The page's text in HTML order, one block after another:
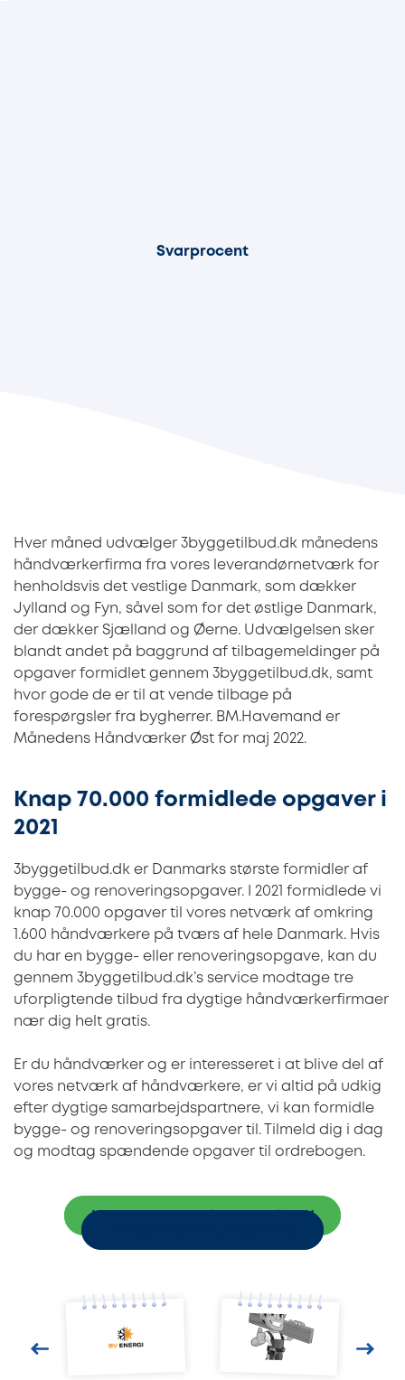
Svarprocent
Hver måned udvælger 3byggetilbud.dk månedens
håndværkerfirma fra vores leverandørnetværk for
henholdsvis det vestlige Danmark, som dækker
Jylland og Fyn, såvel som for det østlige Danmark,
der dækker Sjælland og Øerne. Udvælgelsen sker
blandt andet på baggrund af tilbagemeldinger på
opgaver formidlet gennem 3byggetilbud.dk, samt
hvor gode de er til at vende tilbage på
forespørgsler fra bygherrer. BM.Havemand er
Månedens Håndværker Øst for maj 2022.
Knap 70.000 formidlede opgaver i
2021
3byggetilbud.dk er Danmarks største formidler af
bygge- og renoveringsopgaver. I 2021 formidlede vi
knap 70.000 opgaver til vores netværk af omkring
1.600 håndværkere på tværs af hele Danmark. Hvis
du har en bygge- eller renoveringsopgave, kan du
gennem 3byggetilbud.dk’s service modtage tre
uforpligtende tilbud fra dygtige håndværkerfirmaer
nær dig helt gratis.
Er du håndværker og er interesseret i at blive del af
vores netværk af håndværkere, er vi altid på udkig
efter dygtige samarbejdspartnere, vi kan formidle
bygge- og renoveringsopgaver til. Tilmeld dig i dag
og modtag spændende opgaver til ordrebogen.
Indhent 3 uforpligtende tilbud